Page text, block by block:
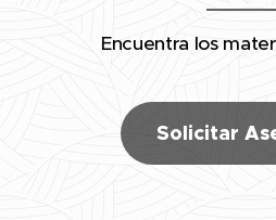
Encuentra los
Solicitar